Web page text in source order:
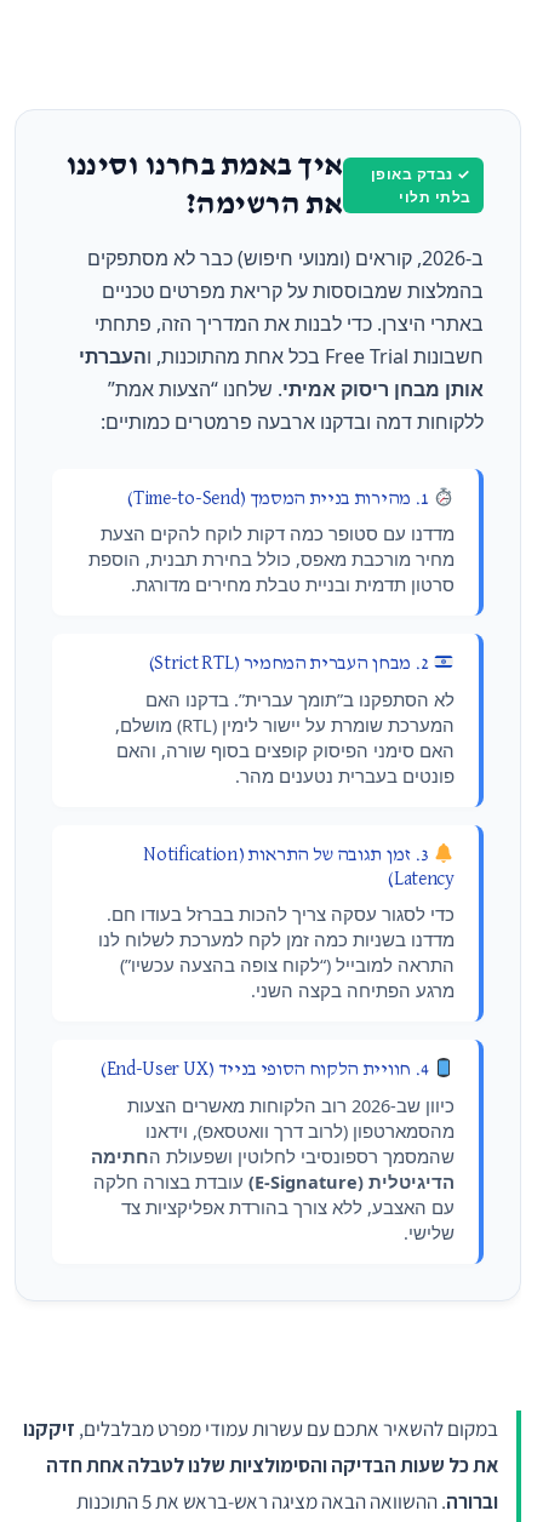
✓ נבדק באופן
בלתי תלוי
איך באמת בחרנו וסיננו
את הרשימה?
ב-2026, קוראים (ומנועי חיפוש) כבר לא מסתפקים
בהמלצות שמבוססות על קריאת מפרטים טכניים
באתרי היצרן. כדי לבנות את המדריך הזה, פתחתי
חשבונות Free Trial בכל אחת מהתוכנות, ו
העברתי
אותן מבחן ריסוק אמיתי. שלחנו “הצעות אמת”
ללקוחות דמה ובדקנו ארבעה פרמטרים כמותיים:
מדדנו עם סטופר כמה דקות לוקח להקים הצעת
מחיר מורכבת מאפס, כולל בחירת תבנית, הוספת
סרטון תדמית ובניית טבלת מחירים מדורגת.
לא הסתפקנו ב”תומך עברית”. בדקנו האם
המערכת שומרת על יישור לימין (RTL) מושלם,
האם סימני הפיסוק קופצים בסוף שורה, והאם
פונטים בעברית נטענים מהר.
3. זמן תגובה של התראות (Notification
Latency)
כדי לסגור עסקה צריך להכות בברזל בעודו חם.
מדדנו בשניות כמה זמן לקח למערכת לשלוח לנו
התראה למובייל (“לקוח צופה בהצעה עכשיו”)
מרגע הפתיחה בקצה השני.
4. חוויית הלקוח הסופי בנייד (End-User UX)
כיוון שב-2026 רוב הלקוחות מאשרים הצעות
מהסמארטפון (לרוב דרך וואטסאפ), וידאנו
שהמסמך רספונסיבי לחלוטין ושפעולת החתימה
הדיגיטלית (E-Signature)
עובדת בצורה חלקה
עם האצבע, ללא צורך בהורדת אפליקציות צד
שלישי.
במקום להשאיר אתכם עם עשרות עמודי מפרט מבלבלים, זיקקנו
את כל שעות הבדיקה והסימולציות שלנו לטבלה אחת חדה
וברורה
. ההשוואה הבאה מציגה ראש-בראש את 5 התוכנות